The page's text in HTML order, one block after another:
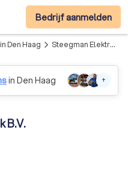
Bedrijf aanmelden
Den Haag arrow_forward_ios Steegman Elektrotechniek B.V.
in Den Haag +
B.V.